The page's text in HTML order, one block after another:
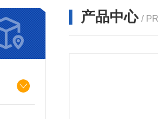
产品中心 /